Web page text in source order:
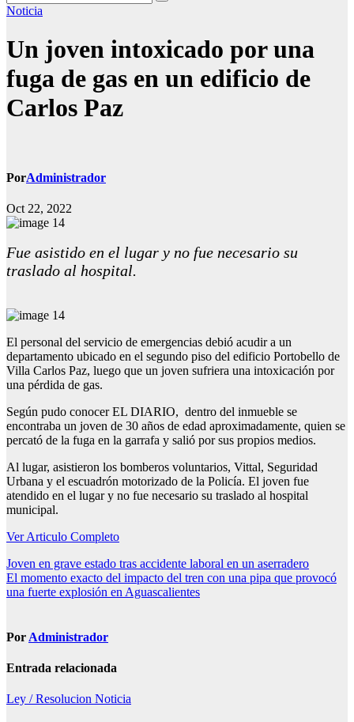
Noticia
Un joven intoxicado por una
fuga de gas en un edificio de
Carlos Paz
PorAdministrador
Oct 22, 2022
Fue asistido en el lugar y no fue necesario su
traslado al hospital.
El personal del servicio de emergencias debió acudir a un
departamento ubicado en el segundo piso del edificio Portobello de
Villa Carlos Paz, luego que un joven sufriera una intoxicación por
una pérdida de gas.
Según pudo conocer EL DIARIO, dentro del inmueble se
encontraba un joven de 30 años de edad aproximadamente, quien se
percató de la fuga en la garrafa y salió por sus propios medios.
Al lugar, asistieron los bomberos voluntarios, Vittal, Seguridad
Urbana y el escuadrón motorizado de la Policía. El joven fue
atendido en el lugar y no fue necesario su traslado al hospital
municipal.
Ver Articulo Completo
Navegación
de
Joven en grave estado tras accidente laboral en un aserradero
El momento exacto del impacto del tren con una pipa que provocó
una fuerte explosión en Aguascalientes
Por Administrador
Entrada relacionada
Ley / Resolucion Noticia